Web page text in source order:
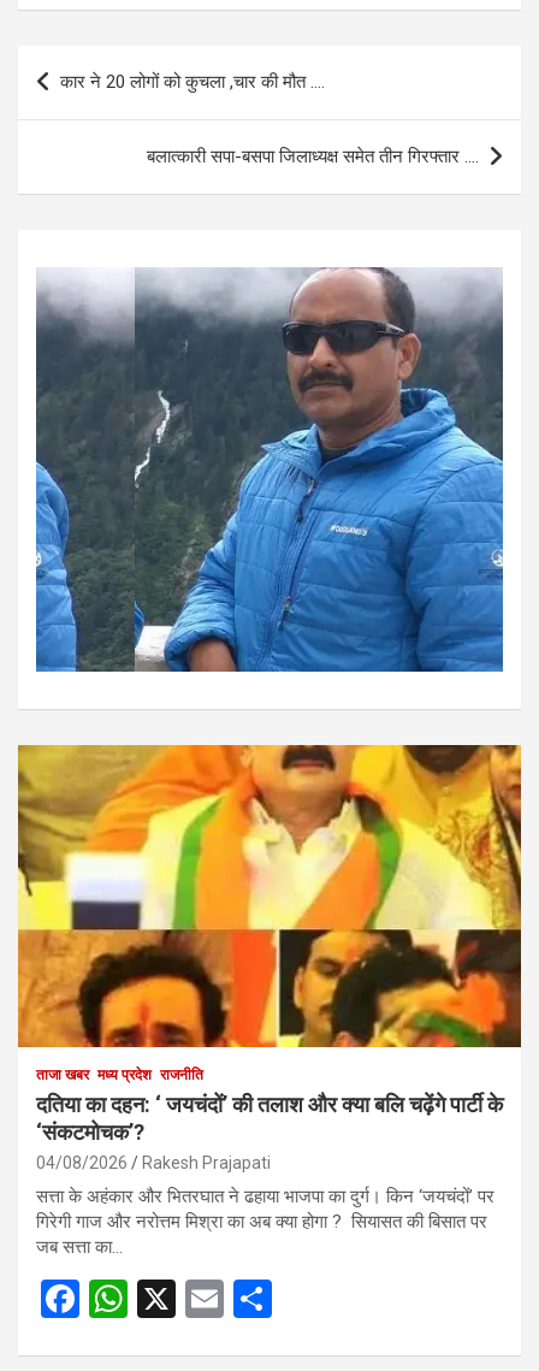
ce
b
o
at
s
A
p
ail ar
e
Post
navigation
कार ने 20 लोगों को कुचला ,चार की मौत ….
बलात्कारी सपा-बसपा जिलाध्यक्ष समेत तीन गिरफ्तार ….
ताजा खबर मध्य प्रदेश राजनीति
दतिया का दहन: ‘ जयचंदों’ की तलाश और क्या बलि चढ़ेंगे पार्टी के
‘संकटमोचक’?
04/08/2026 Rakesh Prajapati
सत्ता के अहंकार और भितरघात ने ढहाया भाजपा का दुर्ग। किन ‘जयचंदों’ पर
गिरेगी गाज और नरोत्तम मिश्रा का अब क्या होगा ? सियासत की बिसात पर
जब सत्ता का…
F
W X
E